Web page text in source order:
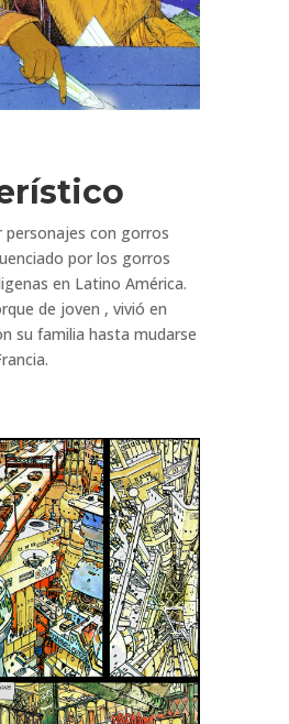
personajes con gorros
por los gorros
en Latino América.
de joven , vivió en
su familia hasta mudarse